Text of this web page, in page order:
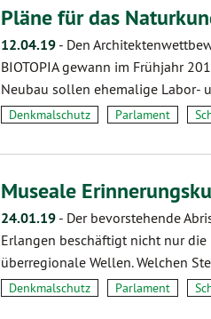
Pläne für das
12.04.19 - Den
BIOTOPIA gewann im Frühjahr
Neubau sollen ehemalige Labor-
Denkmalschutz Parlament
Museale
24.01.19 - Der bevorstehende
Erlangen beschäftigt nicht nur
überregionale Wellen. Welchen
Denkmalschutz Parlament